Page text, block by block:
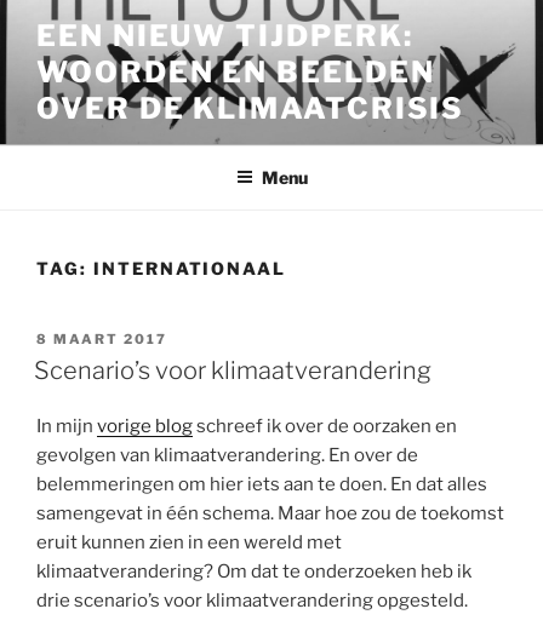
inhoud
EEN NIEUW TIJDPERK:
WOORDEN EN BEELDEN
OVER DE KLIMAATCRISIS
Menu
TAG: INTERNATIONAAL
GEPLAATST
OP
8 MAART 2017
Scenario’s voor klimaatverandering
In mijn vorige blogschreef ik over de oorzaken en
gevolgen van klimaatverandering. En over de
belemmeringen om hier iets aan te doen. En dat alles
samengevat in één schema. Maar hoe zou de toekomst
eruit kunnen zien in een wereld met
klimaatverandering? Om dat te onderzoeken heb ik
drie scenario’s voor klimaatverandering opgesteld.